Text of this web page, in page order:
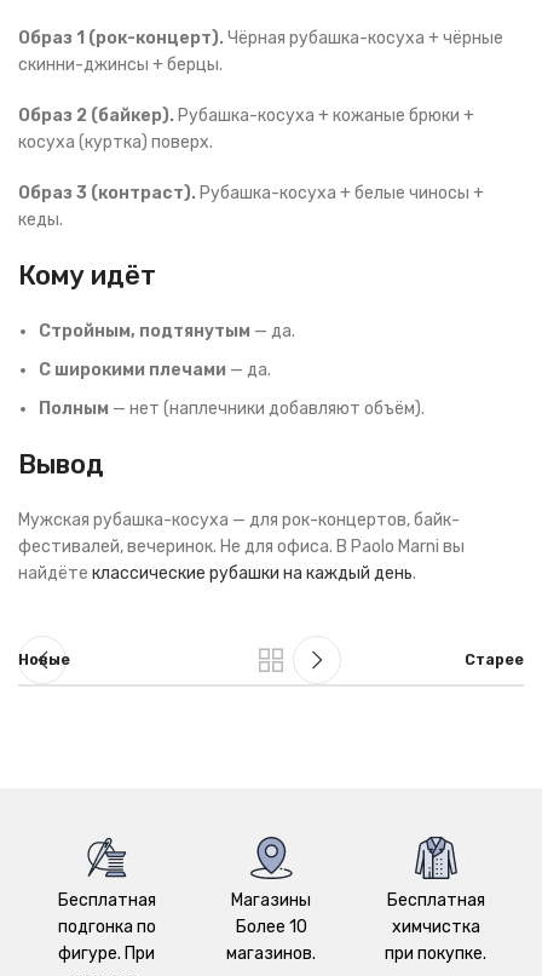
Образ 1 (рок-концерт). Чёрная рубашка-косуха + чёрные
скинни-джинсы + берцы.
Образ 2 (байкер). Рубашка-косуха + кожаные брюки +
косуха (куртка) поверх.
Образ 3 (контраст). Рубашка-косуха + белые чиносы +
кеды.
Кому идёт
Стройным, подтянутым — да.
С широкими плечами — да.
Полным — нет (наплечники добавляют объём).
Вывод
Мужская рубашка-косуха — для рок-концертов, байк-
фестивалей, вечеринок. Не для офиса. В Paolo Marni вы
найдёте классические рубашки на каждый день.
Новые Старее
Бесплатная
подгонка по
фигуре. При
Магазины
Более 10
магазинов.
Бесплатная
химчистка
при покупке.